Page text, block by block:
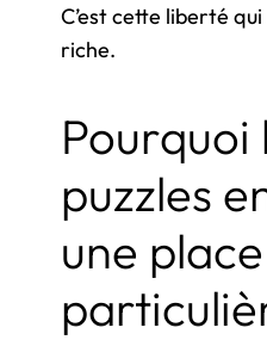
C’est cette liberté
riche.
Pourquoi
puzzles
une place